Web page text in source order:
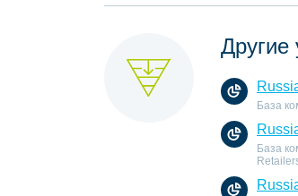
Другие
База
База